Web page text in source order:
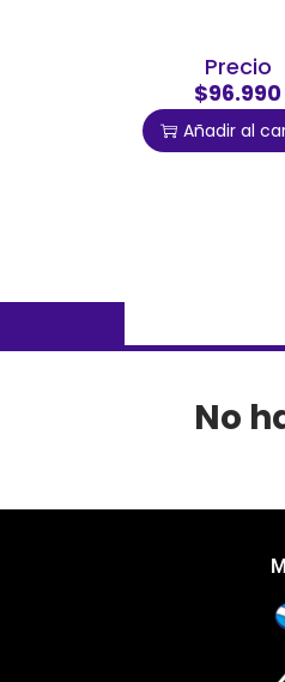
Precio
$96.990
Añadir al
No